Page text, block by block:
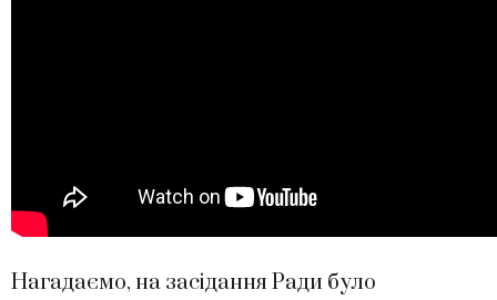
Нагадаємо, на засідання Ради було